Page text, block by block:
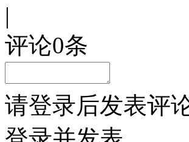
|
评论0条
请登录后发表评